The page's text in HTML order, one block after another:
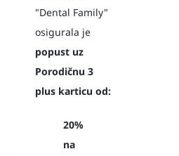
"Dental Family"
osigurala je
popust uz
Porodičnu 3
plus karticu od:
20%
na